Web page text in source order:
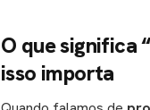
O que significa
isso importa